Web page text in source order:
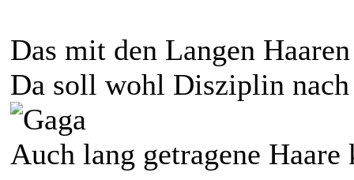
Das mit den Langen
Da soll wohl Disziplin
Auch lang getragene